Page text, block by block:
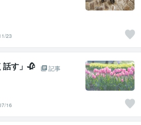
23
話す」🥀
記事
16